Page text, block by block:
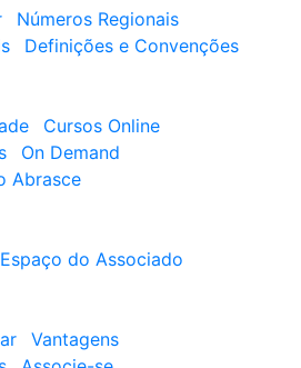
Números Regionais
Definições e Convenções
Cursos Online
On Demand
Abrasce
Espaço do Associado
Vantagens